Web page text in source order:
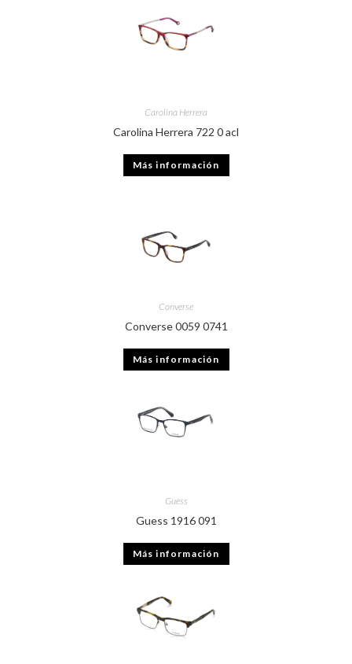
Carolina Herrera
Carolina Herrera 722 0 acl
Más información
Converse
Converse 0059 0741
Más información
Guess
Guess 1916 091
Más información